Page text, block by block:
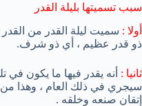
سبب تسميتها بليلة القدر
أولا : سميت ليلة القدر من
ذو قدر عظيم ، أي ذو شرف.
ثانيا : أنه يقدر فيها ما يكون في
سيجري في ذلك العام ، وهذا
إتقان صنعه وخلقه .